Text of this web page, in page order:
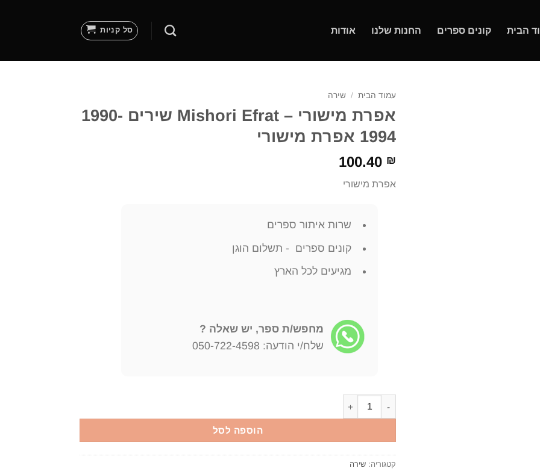
הבית קונים ספרים החנות שלנו אודות סל קניות
עמוד הבית / שירה
אפרת מישורי – Mishori Efrat שירים 1990-
1994 אפרת מישורי
100.40 ₪
אפרת מישורי
שרות איתור ספרים
קונים ספרים - תשלום הוגן
מגיעים לכל הארץ
מחפש/ת ספר, יש שאלה ?
שלח/י הודעה: 050-722-4598
כמות של אפרת מישורי - Mishori Efrat שירים 1990-1994 אפרת מישורי
הוספה לסל
קטגוריה: שירה